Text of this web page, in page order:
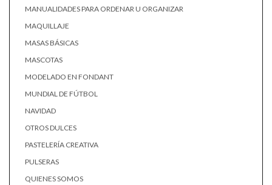
MANUALIDADES PARA ORDENAR U ORGANIZAR
MAQUILLAJE
MASAS BÁSICAS
MASCOTAS
MODELADO EN FONDANT
MUNDIAL DE FÚTBOL
NAVIDAD
OTROS DULCES
PASTELERÍA CREATIVA
PULSERAS
QUIENES SOMOS